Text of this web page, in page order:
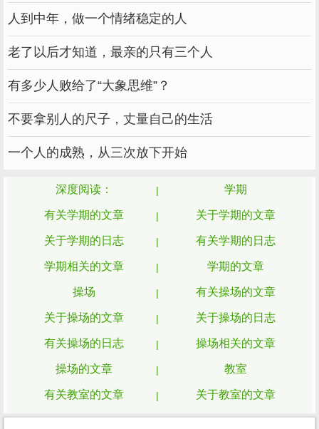
人到中年，做一个情绪稳定的人
老了以后才知道，最亲的只有三个人
有多少人败给了“大象思维”？
不要拿别人的尺子，丈量自己的生活
一个人的成熟，从三次放下开始
深度阅读： 学期
有关学期的文章 关于学期的文章
关于学期的日志 有关学期的日志
学期相关的文章 学期的文章
操场 有关操场的文章
关于操场的文章 关于操场的日志
有关操场的日志 操场相关的文章
操场的文章 教室
有关教室的文章 关于教室的文章
关于教室的日志 有关教室的日志